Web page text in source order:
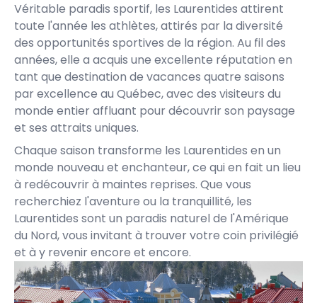
Véritable paradis sportif, les Laurentides attirent
toute l'année les athlètes, attirés par la diversité
des opportunités sportives de la région. Au fil des
années, elle a acquis une excellente réputation en
tant que destination de vacances quatre saisons
par excellence au Québec, avec des visiteurs du
monde entier affluant pour découvrir son paysage
et ses attraits uniques.
Chaque saison transforme les Laurentides en un
monde nouveau et enchanteur, ce qui en fait un lieu
à redécouvrir à maintes reprises. Que vous
recherchiez l'aventure ou la tranquillité, les
Laurentides sont un paradis naturel de l'Amérique
du Nord, vous invitant à trouver votre coin privilégié
et à y revenir encore et encore.